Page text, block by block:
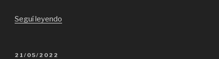
Seguí leyendo
PUBLICADO
21/05/2022